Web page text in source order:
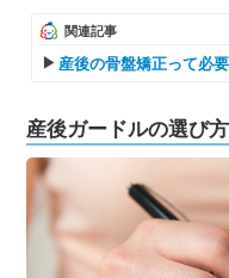
関連記事
産後の骨盤矯正って必
産後ガードルの選び